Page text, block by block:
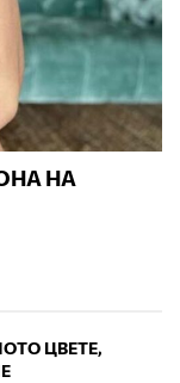
НА
ЦВЕТЕ,